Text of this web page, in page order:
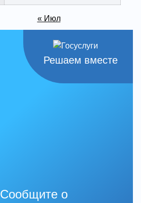
« Июл
Решаем вместе
Сообщите о